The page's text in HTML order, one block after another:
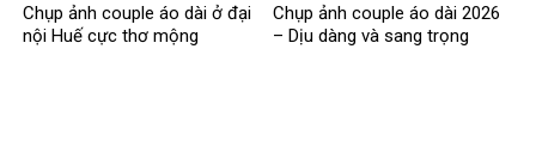
Chụp ảnh couple áo dài ở đại
nội Huế cực thơ mộng
Chụp ảnh couple áo dài 2026
– Dịu dàng và sang trọng